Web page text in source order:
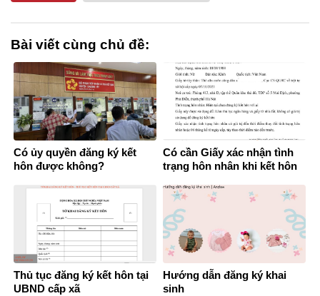
Bài viết cùng chủ đề:
Có ủy quyền đăng ký kết
hôn được không?
Có cần Giấy xác nhận tình
trạng hôn nhân khi kết hôn
Thủ tục đăng ký kết hôn tại
UBND cấp xã
Hướng dẫn đăng ký khai
sinh